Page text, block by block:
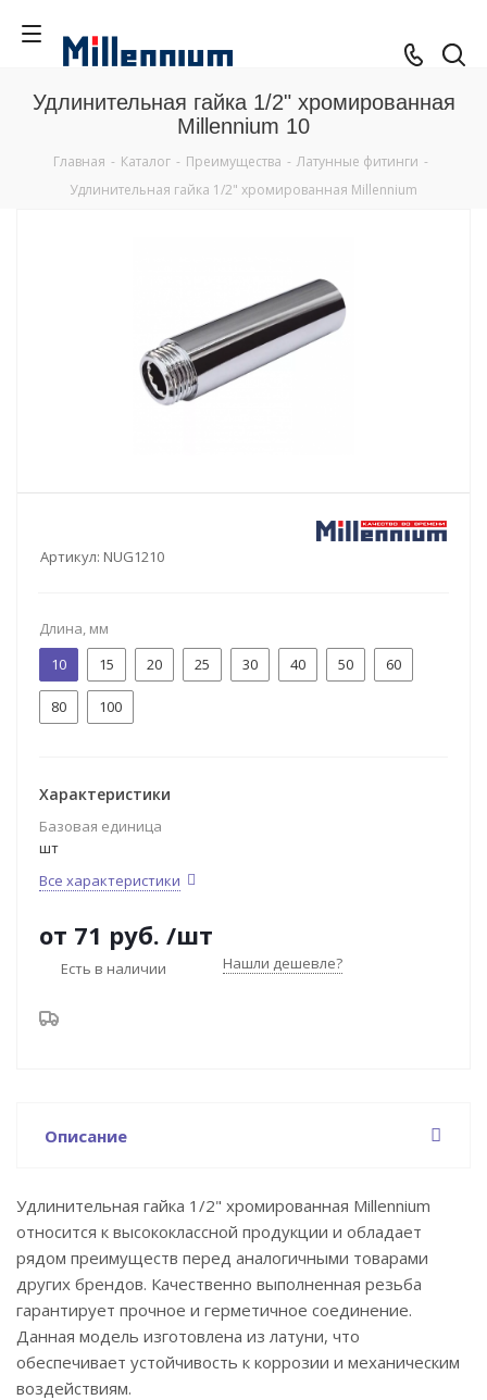
Удлинительная гайка 1/2" хромированная
Millennium 10
Главная - Каталог - Преимущества - Латунные фитинги -
Удлинительная гайка 1/2" хромированная Millennium
Артикул: NUG1210
Длина, мм
10
15 20 25 30 40 50 60
80 100
Характеристики
Базовая единица
шт
Все характеристики
от 71 руб. /шт
Есть в наличии Нашли дешевле?
Описание
Удлинительная гайка 1/2" хромированная Millennium
относится к высококлассной продукции и обладает
рядом преимуществ перед аналогичными товарами
других брендов. Качественно выполненная резьба
гарантирует прочное и герметичное соединение.
Данная модель изготовлена из латуни, что
обеспечивает устойчивость к коррозии и механическим
воздействиям.